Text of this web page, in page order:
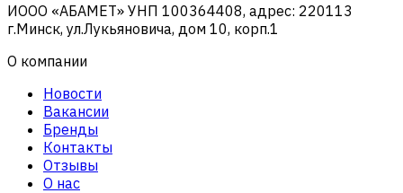
ИООО «АБАМЕТ» УНП 100364408, адрес: 220113
г.Минск, ул.Лукьяновича, дом 10, корп.1
О компании
Новости
Вакансии
Бренды
Контакты
Отзывы
О нас